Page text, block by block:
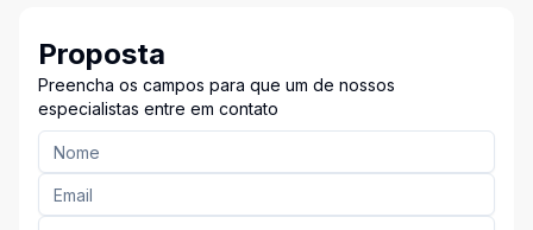
Proposta
Preencha os campos para que um de nossos
especialistas entre em contato